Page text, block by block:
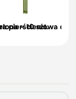
– 10 szt.
pierścieniowa do